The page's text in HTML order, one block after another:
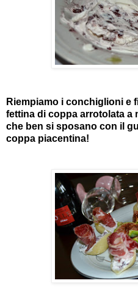
Riempiamo i conchiglioni e
fettina di coppa arrotolata a
che ben si sposano con il
coppa piacentina!